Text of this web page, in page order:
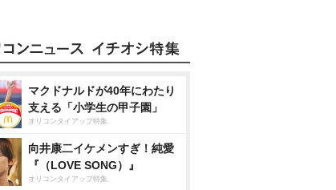
マクドナルドが40年にわたり
支える「小学生の甲子園」
オリコンタイアップ特集
向井康二イケメンすぎ！純愛
『（LOVE SONG）』
オリコンタイアップ特集